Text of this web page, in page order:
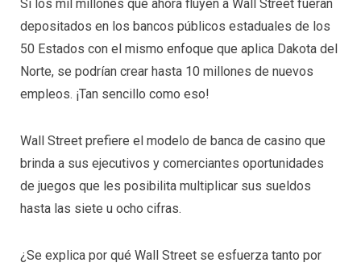
Si los mil millones que ahora fluyen a Wall Street fueran
depositados en los bancos públicos estaduales de los
50 Estados con el mismo enfoque que aplica Dakota del
Norte, se podrían crear hasta 10 millones de nuevos
empleos. ¡Tan sencillo como eso!
Wall Street prefiere el modelo de banca de casino que
brinda a sus ejecutivos y comerciantes oportunidades
de juegos que les posibilita multiplicar sus sueldos
hasta las siete u ocho cifras.
¿Se explica por qué Wall Street se esfuerza tanto por